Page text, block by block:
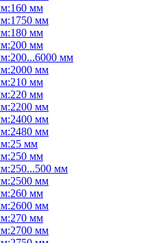
мм
мм
мм
мм
мм
мм
мм
мм
мм
мм
мм
мм
мм
мм
мм
мм
мм
мм
мм